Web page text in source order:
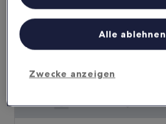
Liste der Partner (Lieferanten)
Zwecke anzeigen
Alle ablehnen